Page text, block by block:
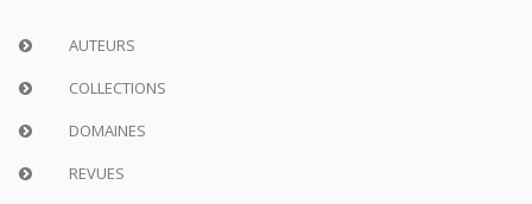
AUTEURS
COLLECTIONS
DOMAINES
REVUES